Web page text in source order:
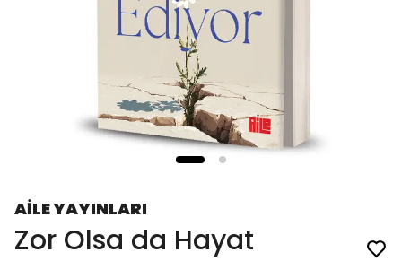
AİLE YAYINLARI
Zor Olsa da Hayat